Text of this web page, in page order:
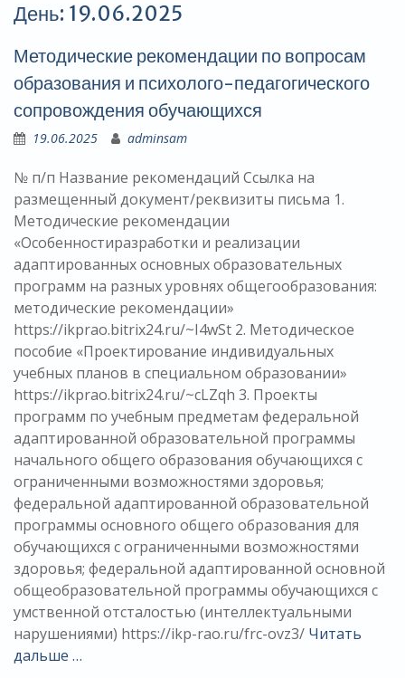
День: 19.06.2025
Методические рекомендации по вопросам
образования и психолого-педагогического
сопровождения обучающихся
19.06.2025 adminsam
№ п/п Название рекомендаций Ссылка на
размещенный документ/реквизиты письма 1.
Методические рекомендации
«Особенностиразработки и реализации
адаптированных основных образовательных
программ на разных уровнях общегообразования:
методические рекомендации»
https://ikprao.bitrix24.ru/~I4wSt 2. Методическое
пособие «Проектирование индивидуальных
учебных планов в специальном образовании»
https://ikprao.bitrix24.ru/~cLZqh 3. Проекты
программ по учебным предметам федеральной
адаптированной образовательной программы
начального общего образования обучающихся с
ограниченными возможностями здоровья;
федеральной адаптированной образовательной
программы основного общего образования для
обучающихся с ограниченными возможностями
здоровья; федеральной адаптированной основной
общеобразовательной программы обучающихся с
умственной отсталостью (интеллектуальными
нарушениями) https://ikp-rao.ru/frc-ovz3/ Читать
дальше …